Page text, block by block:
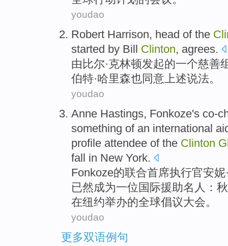
youdao
Robert Harrison, head of the
started by Bill Clinton, agrees.
由 比尔·克林顿发起的一个慈善
伯特·哈里森也同意上述说法。
youdao
Anne Hastings, Fonkoze's co-
something of an international
profile attendee ofthe Clinton
fall in New York.
Fonkoze的联合首席执行官安妮
已然成为一位 国际援助名人 ：
在纽约举办的全球倡议大会。
youdao
更多双语例句